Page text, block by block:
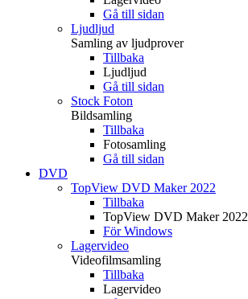
Gå till sidan
Ljudljud
Samling av ljudprover
Tillbaka
Ljudljud
Gå till sidan
Stock Foton
Bildsamling
Tillbaka
Fotosamling
Gå till sidan
DVD
TopView DVD Maker 2022
Tillbaka
TopView DVD Maker 2022
För Windows
Lagervideo
Videofilmsamling
Tillbaka
Lagervideo